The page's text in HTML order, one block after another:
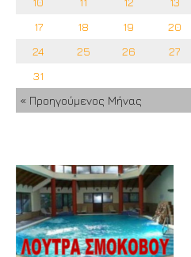
17
18 19 20
24
25 26 27
31
« Προηγούμενος Μήνας